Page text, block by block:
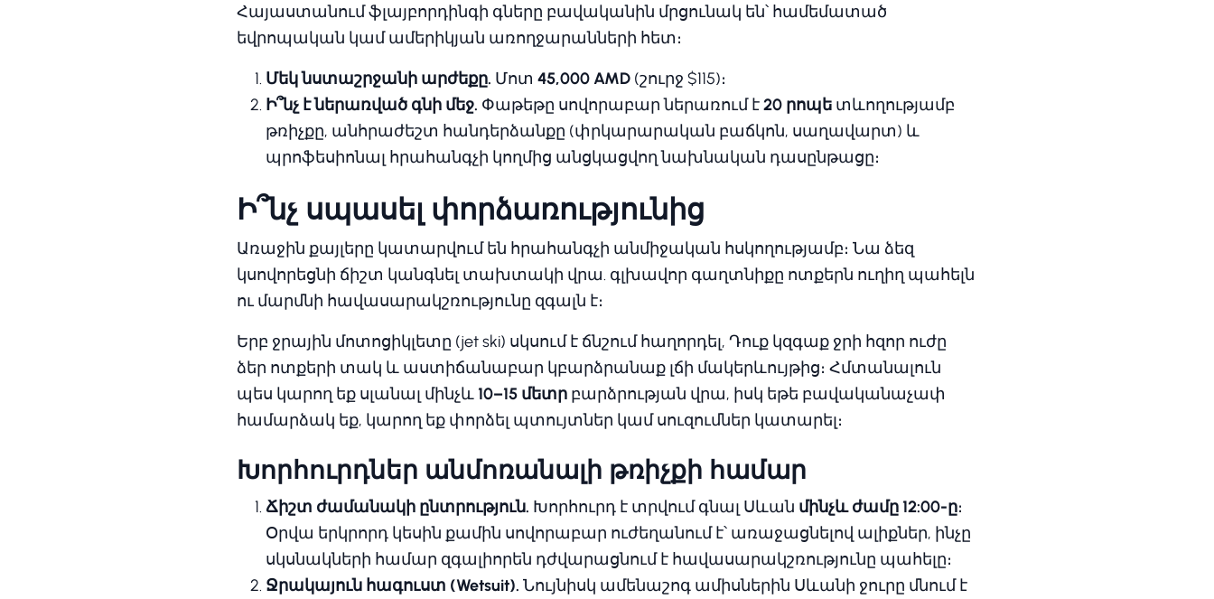
Հայաստանում ֆլայբորդինգի գները բավականին մրցունակ են՝ համեմատած
եվրոպական կամ ամերիկյան առողջարանների հետ։
Մեկ նստաշրջանի արժեքը. Մոտ 45,000 AMD (շուրջ $115)։
Ի՞նչ է ներառված գնի մեջ. Փաթեթը սովորաբար ներառում է20 րոպե տևողությամբ
թռիչքը, անհրաժեշտ հանդերձանքը (փրկարարական բաճկոն, սաղավարտ) և
պրոֆեսիոնալ հրահանգչի կողմից անցկացվող նախնական դասընթացը։
Ի՞նչ սպասել փորձառությունից
Առաջին քայլերը կատարվում են հրահանգչի անմիջական հսկողությամբ։ Նա ձեզ
կսովորեցնի ճիշտ կանգնել տախտակի վրա. գլխավոր գաղտնիքը ոտքերն ուղիղ պահելն
ու մարմնի հավասարակշռությունը զգալն է։
Երբ ջրային մոտոցիկլետը (jet ski) սկսում է ճնշում հաղորդել, Դուք կզգաք ջրի հզոր ուժը
ձեր ոտքերի տակ և աստիճանաբար կբարձրանաք լճի մակերևույթից։ Հմտանալուն
պես կարող եք սլանալ մինչև10–15 մետր բարձրության վրա, իսկ եթե բավականաչափ
համարձակ եք, կարող եք փորձել պտույտներ կամ սուզումներ կատարել։
Խորհուրդներ անմոռանալի թռիչքի համար
Ճիշտ ժամանակի ընտրություն. Խորհուրդ է տրվում գնալ Սևան մինչև ժամը 12:00-ը։
Օրվա երկրորդ կեսին քամին սովորաբար ուժեղանում է՝ առաջացնելով ալիքներ, ինչը
սկսնակների համար զգալիորեն դժվարացնում է հավասարակշռությունը պահելը։
Ջրակայուն հագուստ (Wetsuit). Նույնիսկ ամենաշոգ ամիսներին Սևանի ջուրը մնում է